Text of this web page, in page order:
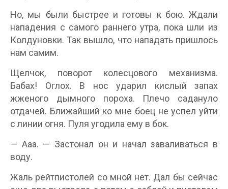
Но, мы были быстрее и готовы к бою. Ждали
нападения с самого раннего утра, пока шли из
Колдуновки. Так вышло, что нападать пришлось
нам самим.
Щелчок, поворот колесцового механизма.
Бабах! Оглох. В нос ударил кислый запах
жженого дымного пороха. Плечо садануло
отдачей. Ближайший ко мне боец не успел уйти
с линии огня. Пуля угодила ему в бок.
— Ааа. — Застонал он и начал заваливаться в
воду.
Жаль рейтпистолей со мной нет. Дал бы сейчас